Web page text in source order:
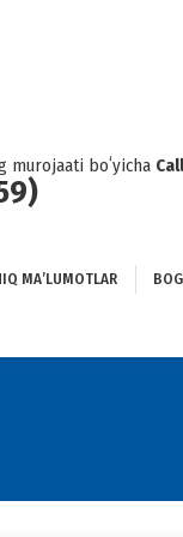
murojaati boʻyicha
MAʼLUMOTLAR